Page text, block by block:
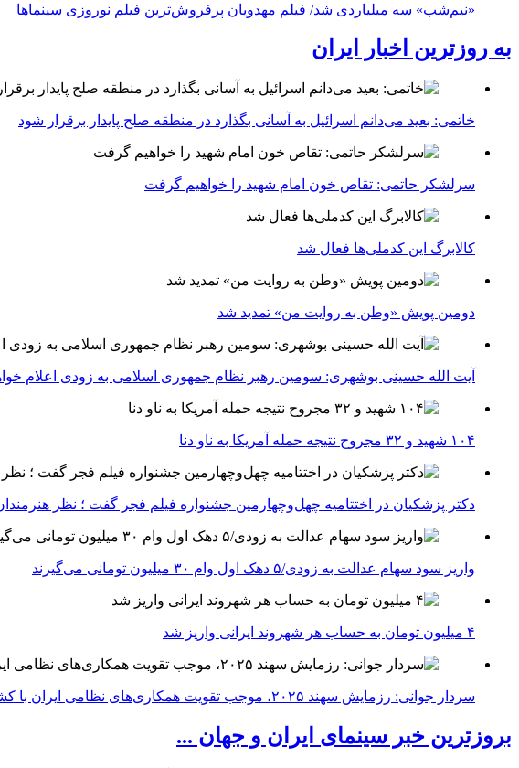
«نیم‌شب» سه میلیاردی شد/ فیلم مهدویان پرفروش‌ترین فیلم نوروزی سینماها
به روزترین اخبار ایران
خاتمی: بعید می‌دانم اسرائیل به آسانی بگذارد در منطقه صلح پایدار برقرار شود
سرلشکر حاتمی: تقاص خون امام شهید را خواهیم گرفت
کالابرگ این کدملی‌ها فعال شد
دومین پویش «وطن به روایت من» تمدید شد
آیت الله حسینی بوشهری: سومین رهبر نظام جمهوری اسلامی به زودی اعلام
۱۰۴ شهید و ۳۲ مجروح نتیجه حمله آمریکا به ناو دنا
دکتر پزشکیان در اختتامیه چهل‌وچهارمین جشنواره فیلم فجر گفت ؛ نظر هنرمندان
واریز سود سهام عدالت به زودی/۵ دهک اول وام ۳۰ میلیون تومانی می‌گیرند
۴ میلیون تومان به حساب هر شهروند ایرانی واریز شد
سردار جوانی: رزمایش سهند ۲۰۲۵، موجب تقویت همکاری‌های نظامی ایران با کشور‌های عضو شانگهای می‌شود
بروزترین خبر سینمای ایران و جهان ...